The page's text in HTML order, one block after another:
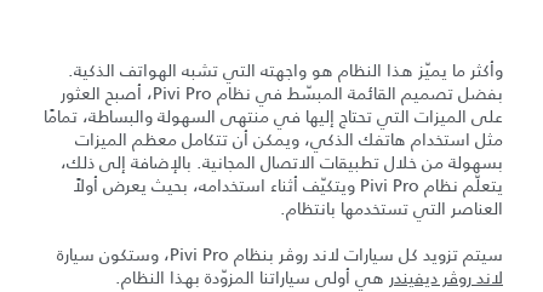
وأكثر ما يميّز هذا النظام هو واجهته التي تشبه الهواتف الذكية.
بفضل تصميم القائمة المبسّط في نظام Pivi Pro، أصبح العثور
على الميزات التي تحتاج إليها في منتهى السهولة والبساطة، تمامًا
مثل استخدام هاتفك الذكي، ويمكن أن تتكامل معظم الميزات
بسهولة من خلال تطبيقات الاتصال المجانية. بالإضافة إلى ذلك،
يتعلّم نظام Pivi Pro ويتكيّف أثناء استخدامه، بحيث يعرض أولاً
العناصر التي تستخدمها بانتظام.
سيتم تزويد كل سيارات لاند روڤر بنظام Pivi Pro، وستكون سيارة
لاند روڤر ديفيندر هي أولى سياراتنا المزوّدة بهذا النظام.